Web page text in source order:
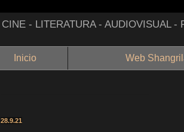
CINE - LITERATURA - AUDIOVISUAL
Inicio Web
28.9.21